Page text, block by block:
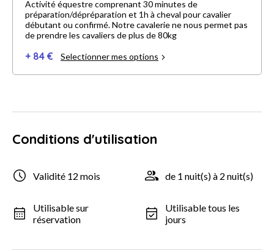
Activité équestre comprenant 30 minutes de
préparation/dépréparation et 1h à cheval pour cavalier
débutant ou confirmé. Notre cavalerie ne nous permet pas
de prendre les cavaliers de plus de 80kg
+ 84 € Selectionner mes options
Conditions d'utilisation
Validité 12 mois de 1 nuit(s) à 2 nuit(s)
Utilisable sur
réservation
Utilisable tous les
jours